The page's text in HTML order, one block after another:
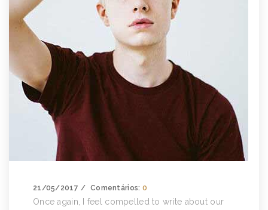
21/05/2017 Comentários: 0
Once again, I feel compelled to write about our